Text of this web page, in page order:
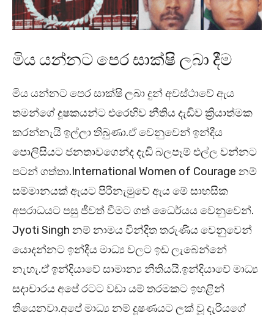
මිය යන්නට පෙර සාක්ෂි ලබා දීම
මිය යන්නට පෙර සාක්ෂි ලබා දුන් අවස්ථාවේ ඇය
තමන්ගේ දූෂකයන්ට එරෙහිව නීතිය දැඩිව ක්‍රියාත්මක
කරන්නැයි ඉල්ලා තිබුණා.ඒ වෙනුවෙන් ඉන්දීය
පොලිසියට ජනතාවගෙන්ද දැඩි බලපෑම් එල්ල වන්නට
පටන් ගත්තා.International Women of Courage නම්
සම්මානයක් ඇයට පිරිනැමුවේ ඇය මේ සාහසික
අපරාධයට පසු ජීවත් වීමට ගත් ධෛර්යය වෙනුවෙන්.
Jyoti Singh නම් නාමය වින්දිත තරුණිය වෙනුවෙන්
යොදන්නට ඉන්දීය මාධ්‍ය වලට ඉඩ ලැබෙන්නේ
නැහැ.ඒ ඉන්දියාවේ සාමාන්‍ය නීතියයි.ඉන්දියාවේ මාධ්‍ය
සදාචාරය අපේ රටට වඩා යම් තරමකට ඉහළින්
තියෙනවා.අපේ මාධ්‍ය නම් දූෂණයට ලක් වූ දැරියගේ